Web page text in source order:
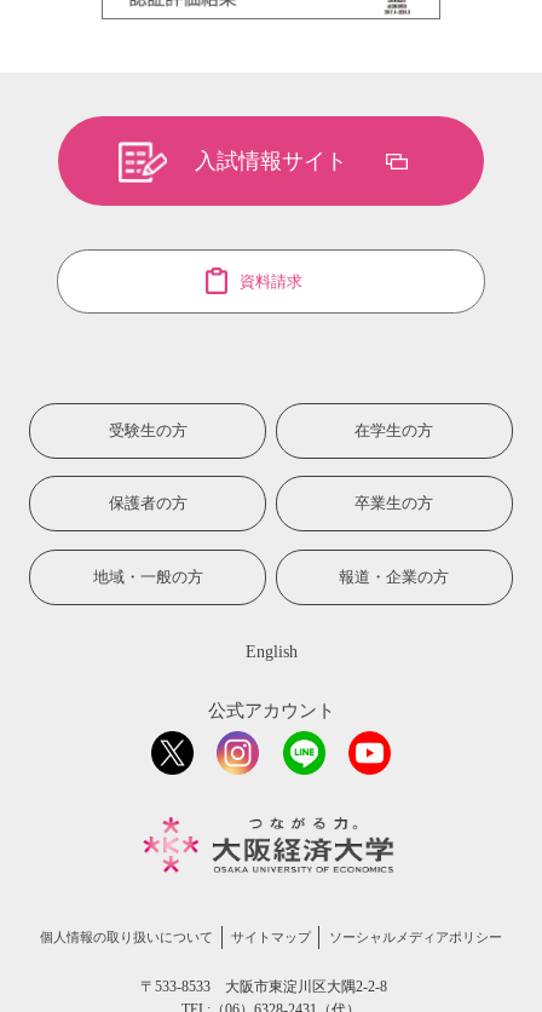
入試情報サイト
資料請求
受験生の方 在学生の方
保護者の方 卒業生の方
地域・一般の方 報道・企業の方
English
公式アカウント
個人情報の取り扱いについて サイトマップ ソーシャルメディアポリシー
〒533-8533 大阪市東淀川区大隅2-2-8